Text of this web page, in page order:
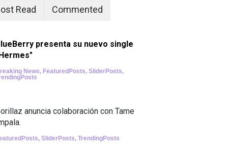
Read Commented
presenta su nuevo single
News, FeaturedPosts, SliderPosts,
anuncia colaboración con Tame
, SliderPosts, TrendingPosts